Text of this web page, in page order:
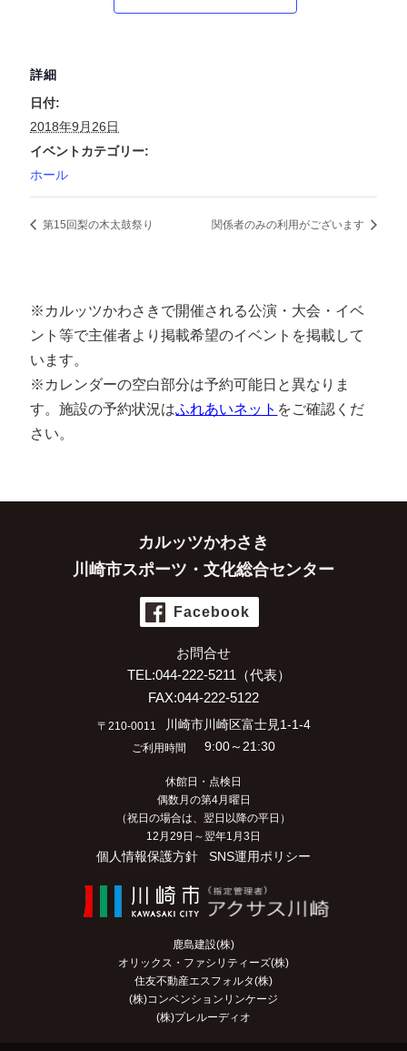
詳細
日付:
2018年9月26日
イベントカテゴリー:
ホール
第15回梨の木太鼓祭り 関係者のみの利用がございます
※カルッツかわさきで開催される公演・大会・イベ
ント等で主催者より掲載希望のイベントを掲載して
います。
※カレンダーの空白部分は予約可能日と異なりま
す。施設の予約状況はふれあいネット をご確認くだ
さい。
カルッツかわさき
川崎市スポーツ・文化総合センター
Facebook
お問合せ
TEL:044-222-5211（代表）
FAX:044-222-5122
〒210-0011 川崎市川崎区富士見1-1-4
ご利用時間 9:00～21:30
休館日・点検日
偶数月の第4月曜日
（祝日の場合は、翌日以降の平日）
12月29日～翌年1月3日
個人情報保護方針 SNS運用ポリシー
鹿島建設(株)
オリックス・ファシリティーズ(株)
住友不動産エスフォルタ(株)
(株)コンベンションリンケージ
(株)プレルーディオ